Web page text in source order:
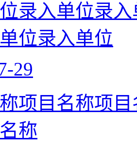
录入单位录
位录入单位
29
项目名称项
称